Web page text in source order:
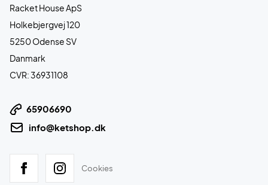
Racket House ApS
Holkebjergvej 120
5250 Odense SV
Danmark
CVR: 36931108
65906690
info@ketshop.dk
Cookies